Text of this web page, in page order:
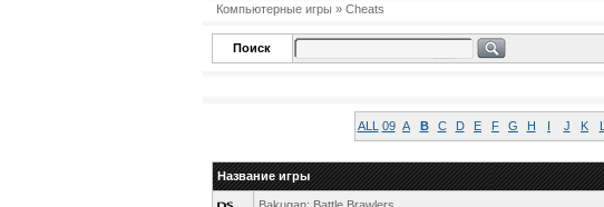
Компьютерные игры » Cheats
Поиск
ALL 09 A B C D E F G H I J K L
Название игры